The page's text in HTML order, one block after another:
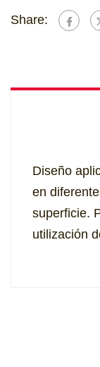
Share:
Diseño
en
superficie.
utilización